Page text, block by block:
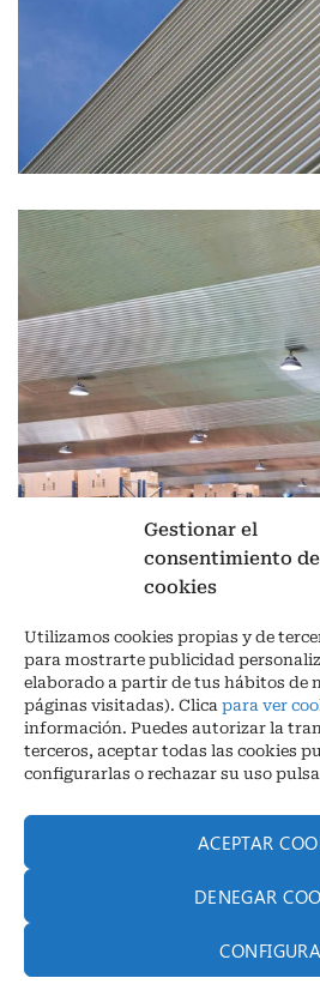
Gestionar el
consentimiento
cookies
Utilizamos cookies propias y de
para mostrarte publicidad
elaborado a partir de tus hábitos de
páginas visitadas). Clica para ver
información. Puedes autorizar la
terceros, aceptar todas las cookies
configurarlas o rechazar su uso
ACEPTAR
DENEGAR
Aviso legal|Política de
Ctra. A-3132, De Aguilar a A-318 por
España
COORDENADAS: Latitud: 37,40 –
30 68
info@infrico.com Infrico SL 2026©.